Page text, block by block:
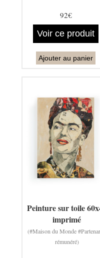
92€
Voir ce produit
Ajouter au panier
Peinture sur toile
imprimé
(#Maison du Monde
rémunéré)